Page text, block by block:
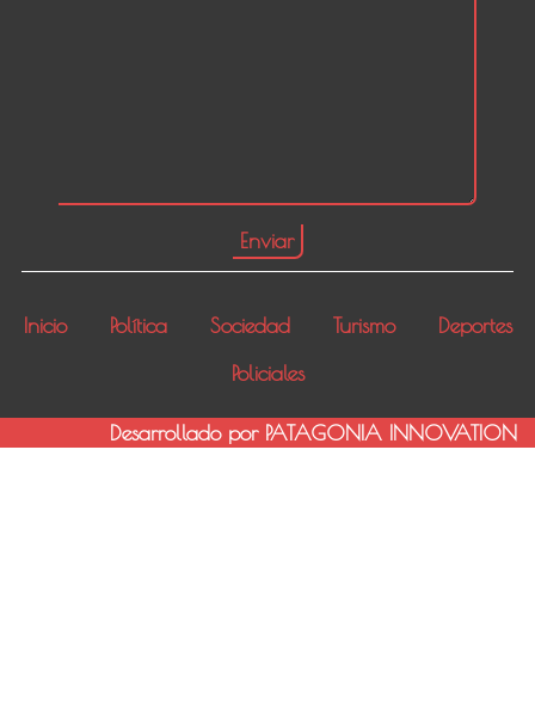
Inicio Política Sociedad Turismo
Deportes
Policiales
Desarrollado por PATAGONIA INNOVATION